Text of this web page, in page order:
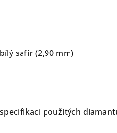
safír (2,90 mm)
použitých